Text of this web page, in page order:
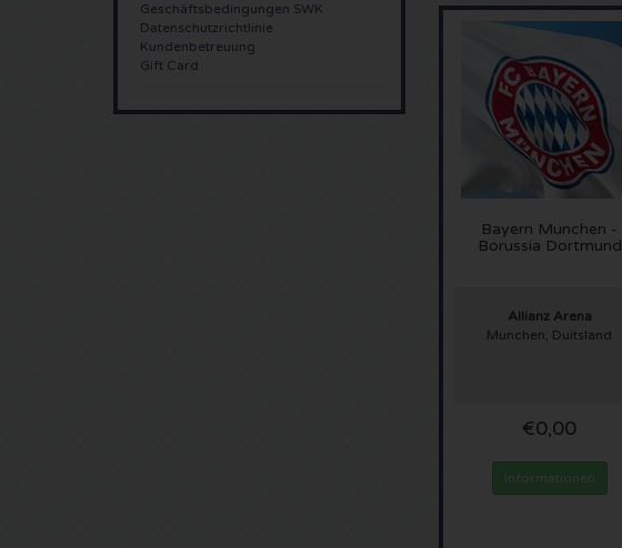
Geschäftsbedingungen SWK
Datenschutzrichtlinie
Kundenbetreuung
Gift Card
Bayern Munchen -
Borussia Dortmund
Allianz Arena
Munchen, Duitsland
€0,00
Informationen